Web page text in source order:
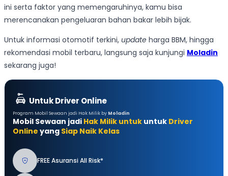
ini serta faktor yang memengaruhinya, kamu bisa
merencanakan pengeluaran bahan bakar lebih bijak.
Untuk informasi otomotif terkini, update harga BBM, hingga
rekomendasi mobil terbaru, langsung saja kunjungi Moladin
sekarang juga!
Untuk Driver Online
Program Mobil Sewaan jadi Hak Milik by Moladin
Mobil Sewaan jadi Hak Milik untuk untuk Driver
Online yang Siap Naik Kelas
FREE Asuransi All Risk*